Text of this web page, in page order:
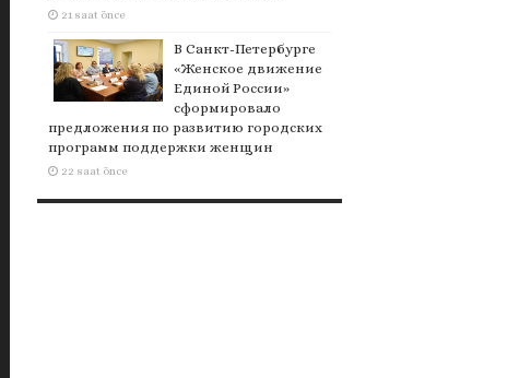
21 saat önce
В Санкт-Петербурге
«Женское движение
Единой России»
сформировало
предложения по развитию городских
программ поддержки женщин
22 saat önce